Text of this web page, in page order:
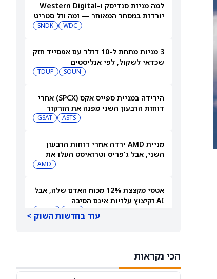
למה מניות סנדיסק ו-Western Digital
יורדות במסחר המאוחר — ומה וול סטריט
WDC
SNDK
3 מניות מתחת ל-10 דולר עם אפסייד חזק
שכדאי לשקול, לפי אנליסטים
SOUN
TDUP
הירידה במניית ספייס אקס (SPCX) אחרי
דוחות הרבעון השני מפנה את הזרקור
לקרנות סל חלל עם חשיפה גבוהה
ASTS
GSAT
מניית AMD ירדה אחרי דוחות הרבעון
השני, אבל ג'פריס וטרואיסט העלו את
AMD
אטסי מקצצת 12% מכוח האדם שלה, אבל
AI וקיצוץ עלויות אינם הסיבה
מחיר היעד למניית אנבידיה (אנבידיה)
עוד בחדשות השוק >
הכי נקראות